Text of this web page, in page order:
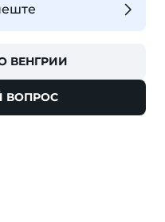
ВЕНГРИИ
ВОПРОС